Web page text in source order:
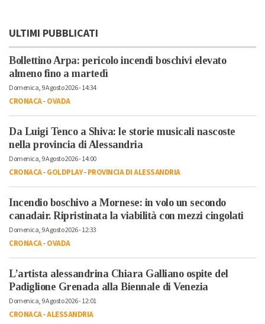
ULTIMI PUBBLICATI
Bollettino Arpa: pericolo incendi boschivi elevato
almeno fino a martedì
Domenica, 9 Agosto 2026 - 14:34
CRONACA-OVADA
Da Luigi Tenco a Shiva: le storie musicali nascoste
nella provincia di Alessandria
Domenica, 9 Agosto 2026 - 14:00
CRONACA-GOLDPLAY-PROVINCIA DI ALESSANDRIA
Incendio boschivo a Mornese: in volo un secondo
canadair. Ripristinata la viabilità con mezzi cingolati
Domenica, 9 Agosto 2026 - 12:33
CRONACA-OVADA
L’artista alessandrina Chiara Galliano ospite del
Padiglione Grenada alla Biennale di Venezia
Domenica, 9 Agosto 2026 - 12:01
CRONACA-ALESSANDRIA